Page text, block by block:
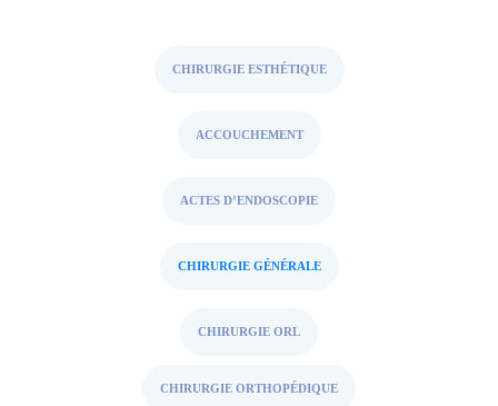
CHIRURGIE ESTHÉTIQUE
ACCOUCHEMENT
ACTES D’ENDOSCOPIE
CHIRURGIE GÉNÉRALE
CHIRURGIE ORL
CHIRURGIE ORTHOPÉDIQUE